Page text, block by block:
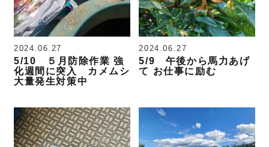
2024.06.27
5/10 ５月防除作業 強
化週間に突入 カメムシ
大量発生対策中
2024.06.27
5/9 午後から馬力あげ
て お仕事に励む